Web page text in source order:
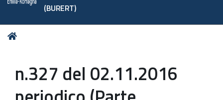
(BURERT)
Tu
n.327 del 02.11.2016